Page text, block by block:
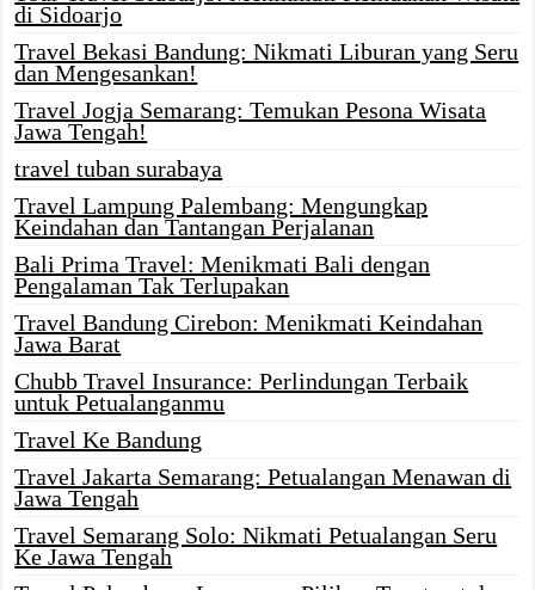
di Sidoarjo
Travel Bekasi Bandung: Nikmati Liburan yang Seru
dan Mengesankan!
Travel Jogja Semarang: Temukan Pesona Wisata
Jawa Tengah!
travel tuban surabaya
Travel Lampung Palembang: Mengungkap
Keindahan dan Tantangan Perjalanan
Bali Prima Travel: Menikmati Bali dengan
Pengalaman Tak Terlupakan
Travel Bandung Cirebon: Menikmati Keindahan
Jawa Barat
Chubb Travel Insurance: Perlindungan Terbaik
untuk Petualanganmu
Travel Ke Bandung
Travel Jakarta Semarang: Petualangan Menawan di
Jawa Tengah
Travel Semarang Solo: Nikmati Petualangan Seru
Ke Jawa Tengah